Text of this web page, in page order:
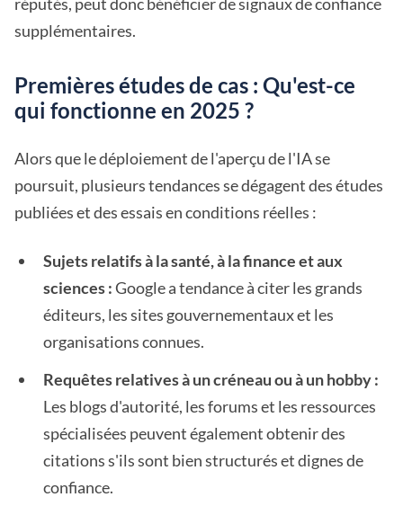
supplémentaires.
Premières études de cas : Qu'est-ce
qui fonctionne en 2025 ?
Alors que le déploiement de l'aperçu de l'IA se
poursuit, plusieurs tendances se dégagent des études
publiées et des essais en conditions réelles :
Sujets relatifs à la santé, à la finance et aux
sciences :Google a tendance à citer les grands
éditeurs, les sites gouvernementaux et les
organisations connues.
Requêtes relatives à un créneau ou à un hobby :
Les blogs d'autorité, les forums et les ressources
spécialisées peuvent également obtenir des
citations s'ils sont bien structurés et dignes de
confiance.